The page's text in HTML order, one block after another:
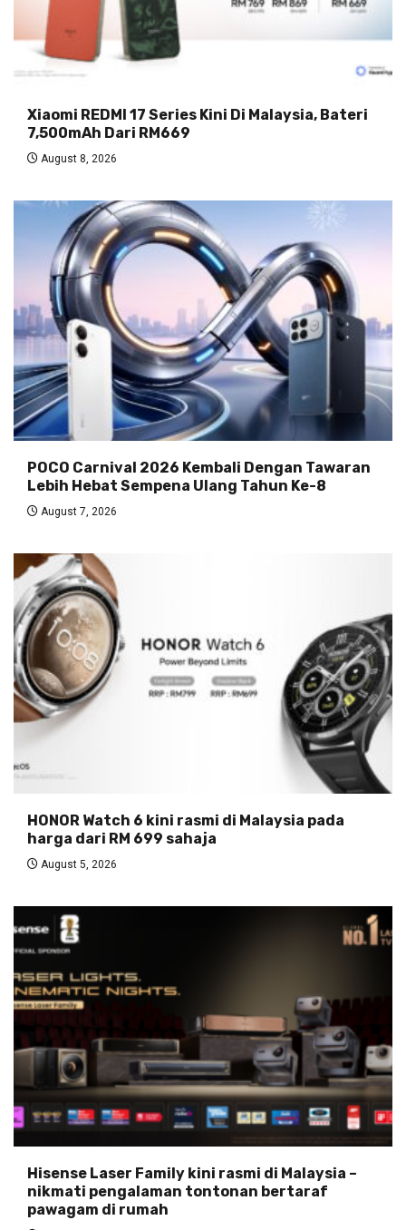
Xiaomi REDMI 17 Series Kini Di Malaysia, Bateri
7,500mAh Dari RM669
August 8, 2026
POCO Carnival 2026 Kembali Dengan Tawaran
Lebih Hebat Sempena Ulang Tahun Ke-8
August 7, 2026
HONOR Watch 6 kini rasmi di Malaysia pada
harga dari RM 699 sahaja
August 5, 2026
Hisense Laser Family kini rasmi di Malaysia –
nikmati pengalaman tontonan bertaraf
pawagam di rumah